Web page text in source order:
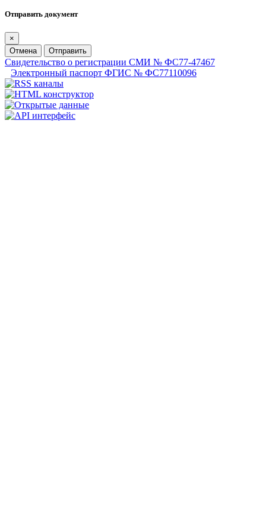
Отправить документ
×
Отмена
Отправить
Свидетельство о регистрации СМИ № ФС77-47467
Электронный паспорт ФГИС № ФС77110096